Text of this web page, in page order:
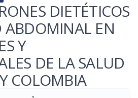
DIETÉTICOS
ABDOMINAL EN
Y
DE LA SALUD
COLOMBIA